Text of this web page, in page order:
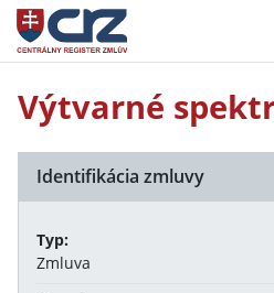
Výtvarné
Identifikácia zmluvy
Typ:
Zmluva